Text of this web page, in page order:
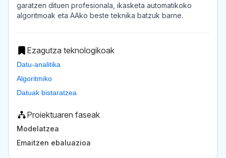
garatzen dituen profesionala, ikasketa automatikoko
algoritmoak eta AAko beste teknika batzuk barne.
Ezagutza teknologikoak
Datu-analitika
Algoritmiko
Datuak bistaratzea
Proiektuaren faseak
Modelatzea
Emaitzen ebaluazioa